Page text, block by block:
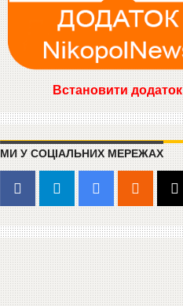
Встановити додаток
МИ У СОЦІАЛЬНИХ МЕРЕЖАХ